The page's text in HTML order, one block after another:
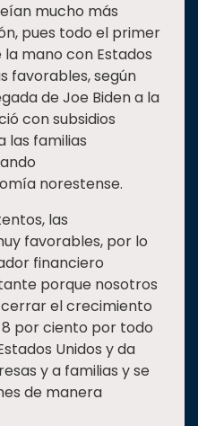
mucho más
pues todo el primer
mano con Estados
favorables, según
de Joe Biden a la
con subsidios
las familias
norestense.
las
favorables, por lo
financiero
porque nosotros
el crecimiento
8 por ciento por todo
Unidos y da
y a familias y se
de manera